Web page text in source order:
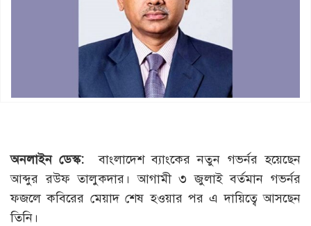
অনলাইন ডেস্ক: বাংলাদেশ ব্যাংকের নতুন গভর্নর হয়েছেন
আব্দুর রউফ তালুকদার। আগামী ৩ জুলাই বর্তমান গভর্নর
ফজলে কবিরের মেয়াদ শেষ হওয়ার পর এ দায়িত্বে আসছেন
তিনি।